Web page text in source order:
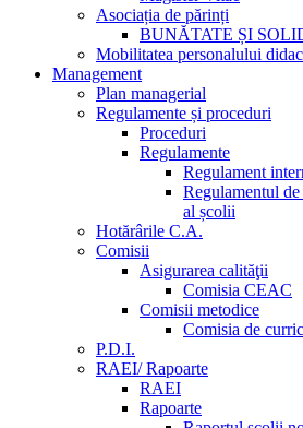
Asociația de părinți
BUNĂTATE ȘI
Mobilitatea personalului
Management
Plan managerial
Regulamente și proceduri
Proceduri
Regulamente
Regulament
Regulamentul
al școlii
Hotărârile C.A.
Comisii
Asigurarea calităţii
Comisia CEAC
Comisii metodice
Comisia de
P.D.I.
RAEI/ Rapoarte
RAEI
Rapoarte